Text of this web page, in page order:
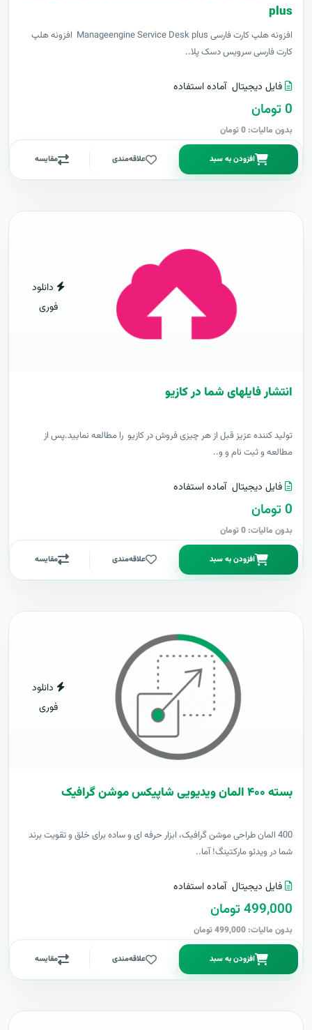
plus
افزونه هلپ کارت فارسی Manageengine Service Desk plus افزونه هلپ
کارت فارسی سرویس دسک پلا..
فایل دیجیتال آماده استفاده
0 تومان
بدون مالیات: 0 تومان
افزودن به سبد علاقه‌مندی مقایسه
دانلود
فوری
انتشار فایلهای شما در کازیو
توليد کننده عزيز قبل از هر چیزی فروش در کازیو را مطالعه نمایید.پس از
مطالعه و ثبت نام و و..
فایل دیجیتال آماده استفاده
0 تومان
بدون مالیات: 0 تومان
افزودن به سبد علاقه‌مندی مقایسه
دانلود
فوری
بسته ۴۰۰ المان ویدیویی شاپیکس موشن گرافیک
400 المان طراحی موشن گرافیک، ابزار حرفه ای و ساده برای خلق و تقویت برند
شما در ویدئو مارکتینگ! آما..
فایل دیجیتال آماده استفاده
499,000 تومان
بدون مالیات: 499,000 تومان
افزودن به سبد علاقه‌مندی مقایسه